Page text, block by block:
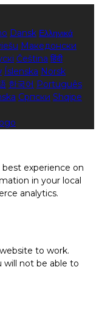
Dansk Ελληνικά
Македонски
Čeština हिंदी
Íslenska Norsk
한국어 Português
Српски Shqipe
experience on
in your local
analytics.
to work.
will not be able to